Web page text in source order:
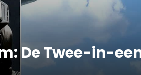
De Twee-in-